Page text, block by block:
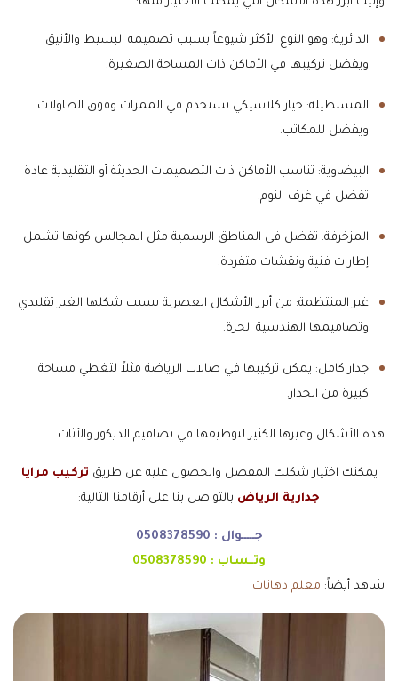
الدائرية: وهو النوع الأكثر شيوعاً بسبب تصميمه البسيط والأنيق
ويفضل تركيبها في الأماكن ذات المساحة الصغيرة.
المستطيلة: خيار كلاسيكي تستخدم في الممرات وفوق الطاولات
ويفضل للمكاتب.
البيضاوية: تناسب الأماكن ذات التصميمات الحديثة أو التقليدية عادة
تفضل في غرف النوم.
المزخرفة: تفضل في المناطق الرسمية مثل المجالس كونها تشمل
إطارات فنية ونقشات متفردة.
غير المنتظمة: من أبرز الأشكال العصرية بسبب شكلها الغير تقليدي
وتصاميمها الهندسية الحرة.
جدار كامل: يمكن تركيبها في صالات الرياضة مثلاً لتغطي مساحة
كبيرة من الجدار.
هذه الأشكال وغيرها الكثير لتوظيفها في تصاميم الديكور والأثاث.
يمكنك اختيار شكلك المفضل والحصول عليه عن طريق تركيب مرايا
جدارية الرياض بالتواصل بنا على أرقامنا التالية:
جـــــوال : 0508378590
وتــساب : 0508378590
شاهد أيضاً: معلم دهانات